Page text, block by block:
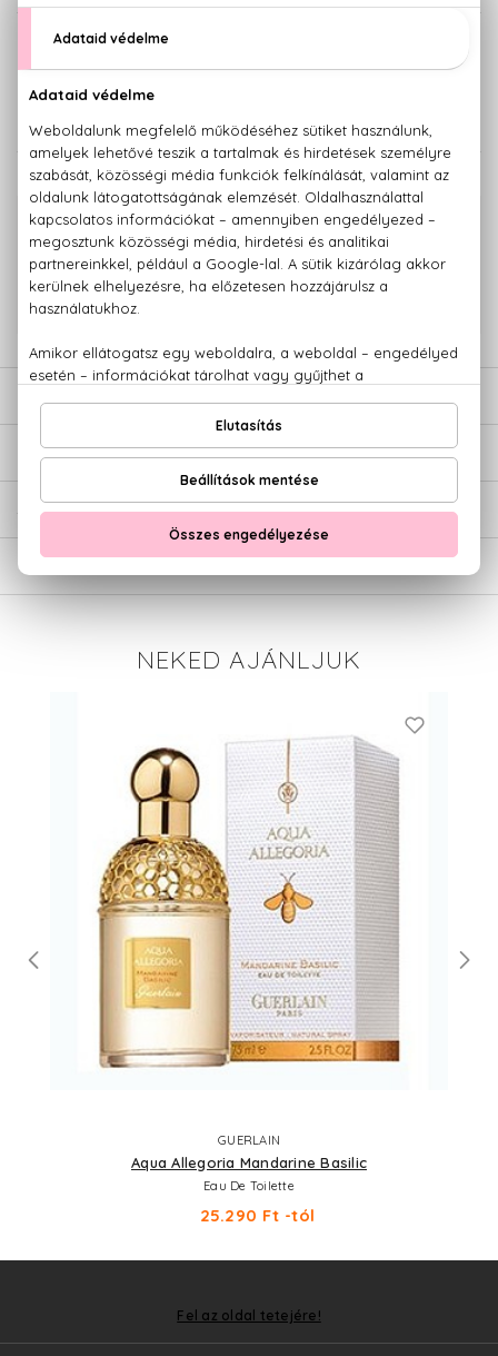
KISZERELÉS KIVÁLASZTÁSA
KAPCSOLÓDÓ TERMÉKEK
100% eredeti termékek,14 napos visszaküldési garanciával
Kérdésed van, elakadtál? Hívd ügyfélszolgálatunkat: +36 20
779 1926
ÉRTÉKELÉSEK (0)
SZÁLLÍTÁS
NEKED AJÁNLJUK
GUERLAIN
Aqua Allegoria Mandarine Basilic
Eau De Toilette
25.290 Ft -tól
Fel az oldal tetejére!